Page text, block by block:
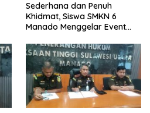
Sederhana dan Penuh
Khidmat, Siswa SMKN 6
Manado Menggelar Event